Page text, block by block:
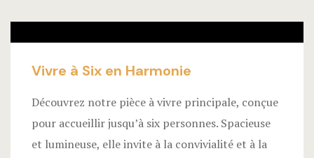
Vivre à Six en Harmonie
Découvrez notre pièce à vivre principale, conçue
pour accueillir jusqu’à six personnes. Spacieuse
et lumineuse, elle invite à la convivialité et à la